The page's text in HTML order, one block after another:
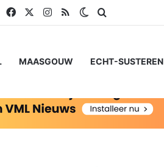
FacebookInstagram
RSSSwitch skin
MAASGOUW ECHT-SUSTEREN